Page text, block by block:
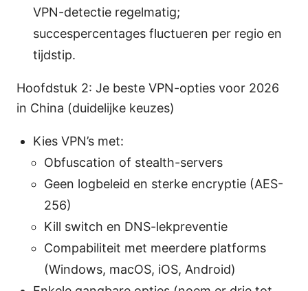
VPN-detectie regelmatig;
succespercentages fluctueren per regio en
tijdstip.
Hoofdstuk 2: Je beste VPN-opties voor 2026
in China (duidelijke keuzes)
Kies VPN’s met:
Obfuscation of stealth-servers
Geen logbeleid en sterke encryptie (AES-
256)
Kill switch en DNS-lekpreventie
Compabiliteit met meerdere platforms
(Windows, macOS, iOS, Android)